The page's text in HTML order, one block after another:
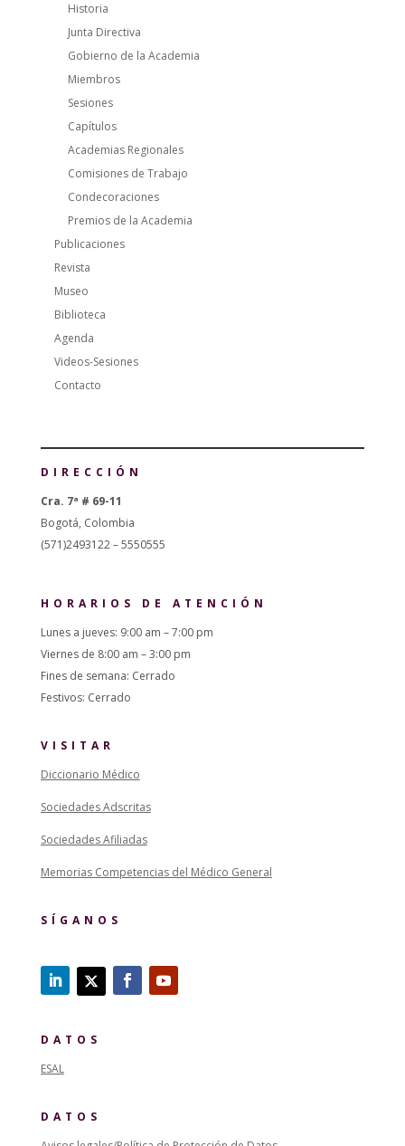
Historia
Junta Directiva
Gobierno de la Academia
Miembros
Sesiones
Capítulos
Academias Regionales
Comisiones de Trabajo
Condecoraciones
Premios de la Academia
Publicaciones
Revista
Museo
Biblioteca
Agenda
Videos-Sesiones
Contacto
DIRECCIÓN
Cra. 7ª # 69-11
Bogotá, Colombia
(571)2493122 – 5550555
HORARIOS DE ATENCIÓN
Lunes a jueves: 9:00 am – 7:00 pm
Viernes de 8:00 am – 3:00 pm
Fines de semana: Cerrado
Festivos: Cerrado
VISITAR
Diccionario Médico
Sociedades Adscritas
Sociedades Afiliadas
Memorias Competencias del Médico General
SÍGANOS
DATOS
ESAL
DATOS